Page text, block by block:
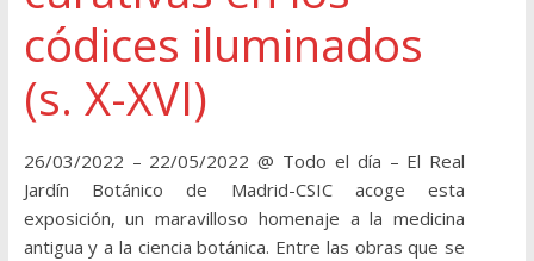
códices iluminados
(s. X-XVI)
26/03/2022 – 22/05/2022 @ Todo el día – El Real
Jardín Botánico de Madrid-CSIC acoge esta
exposición, un maravilloso homenaje a la medicina
antigua y a la ciencia botánica. Entre las obras que se